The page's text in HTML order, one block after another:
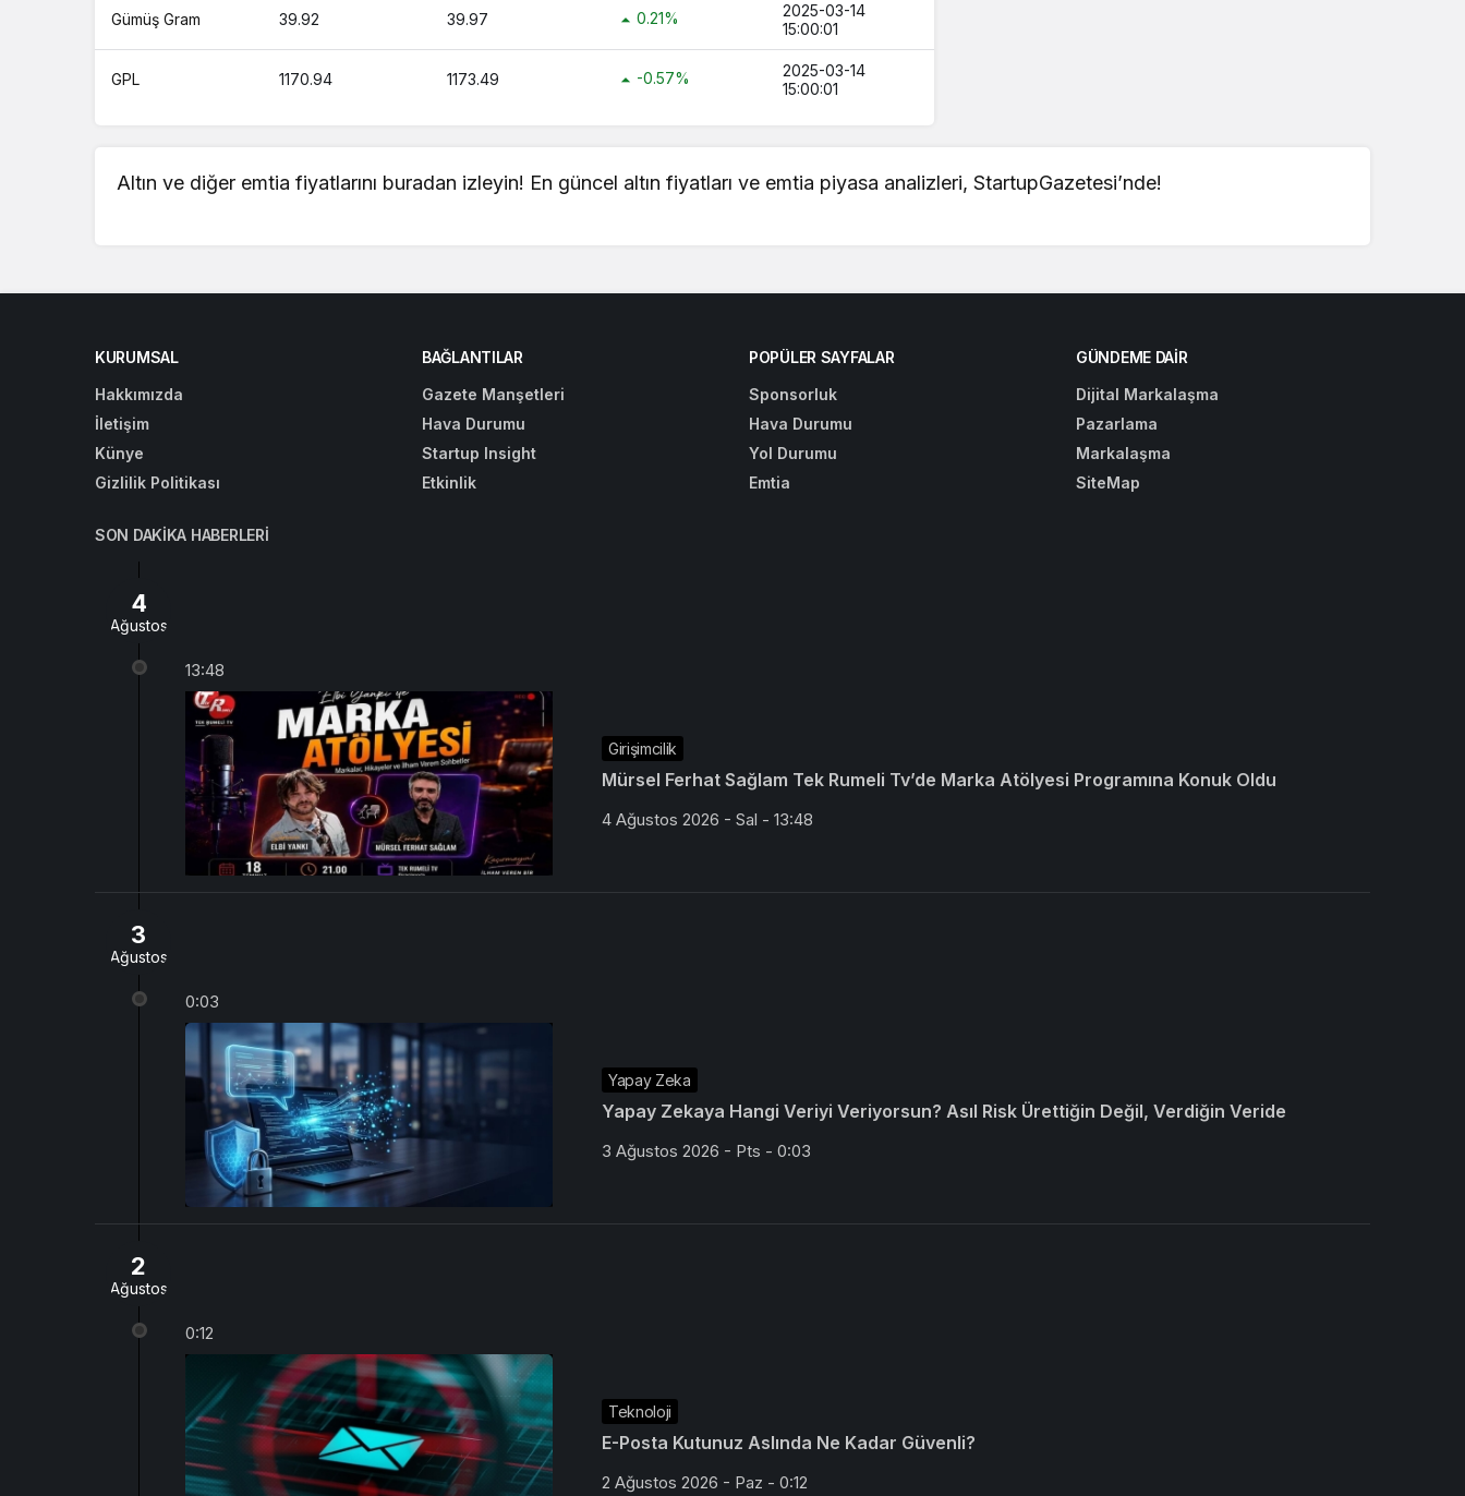
Gümüş Gram 39.92 39.97 0.21%
2025-03-14
15:00:01
GPL 1170.94 1173.49 -0.57%
2025-03-14
15:00:01
Altın ve diğer emtia fiyatlarını buradan izleyin! En güncel altın fiyatları ve emtia piyasa analizleri, StartupGazetesi’nde!
KURUMSAL
Hakkımızda
İletişim
Künye
Gizlilik Politikası
BAĞLANTILAR
Gazete Manşetleri
Hava Durumu
Startup Insight
Etkinlik
POPÜLER SAYFALAR
Sponsorluk
Hava Durumu
Yol Durumu
Emtia
GÜNDEME DAIR
Dijital Markalaşma
Pazarlama
Markalaşma
SiteMap
SON DAKIKA HABERLERI
4
Ağustos
13:48
Girişimcilik
Mürsel Ferhat Sağlam Tek Rumeli Tv’de Marka Atölyesi Programına Konuk Oldu
4 Ağustos 2026 - Sal - 13:48
3
Ağustos
0:03
Yapay Zeka
Yapay Zekaya Hangi Veriyi Veriyorsun? Asıl Risk Ürettiğin Değil, Verdiğin Veride
3 Ağustos 2026 - Pts - 0:03
2
Ağustos
0:12
Teknoloji
E-Posta Kutunuz Aslında Ne Kadar Güvenli?
2 Ağustos 2026 - Paz - 0:12